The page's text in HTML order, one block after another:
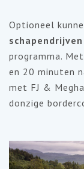
Optioneel
schapendrijven
programma.
en 20 minuten
met FJ &
donzige